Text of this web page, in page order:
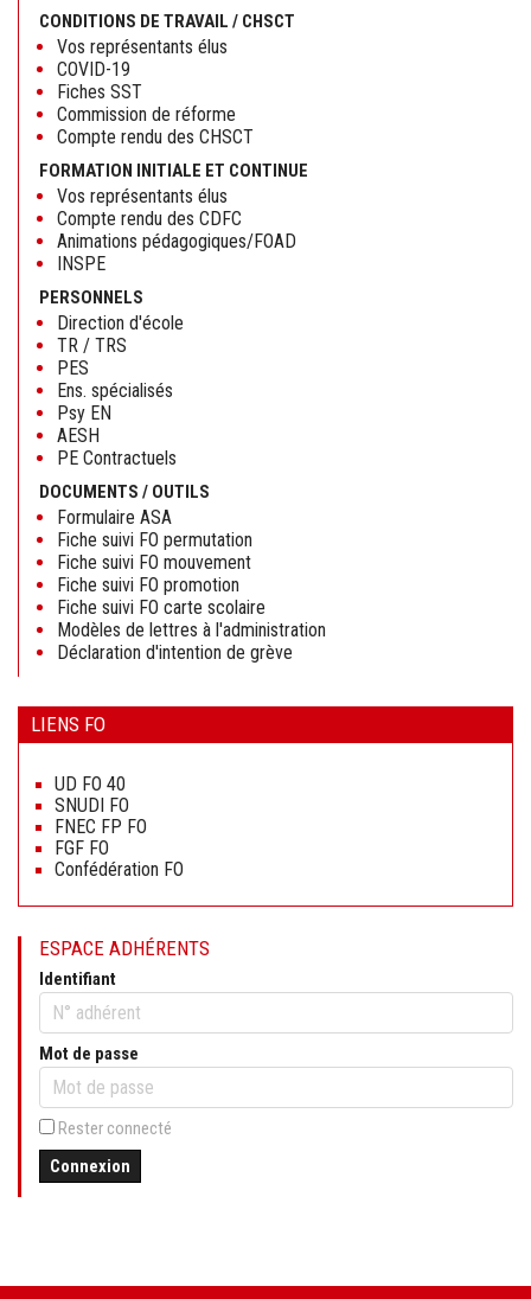
CONDITIONS DE TRAVAIL / CHSCT
Vos représentants élus
COVID-19
Fiches SST
Commission de réforme
Compte rendu des CHSCT
FORMATION INITIALE ET CONTINUE
Vos représentants élus
Compte rendu des CDFC
Animations pédagogiques/FOAD
INSPE
PERSONNELS
Direction d'école
TR / TRS
PES
Ens. spécialisés
Psy EN
AESH
PE Contractuels
DOCUMENTS / OUTILS
Formulaire ASA
Fiche suivi FO permutation
Fiche suivi FO mouvement
Fiche suivi FO promotion
Fiche suivi FO carte scolaire
Modèles de lettres à l'administration
Déclaration d'intention de grève
LIENS FO
contenu
UD FO 40
SNUDI FO
FNEC FP FO
FGF FO
Confédération FO
ESPACE ADHÉRENTS
Identifiant
Mot de passe
Rester connecté
Connexion